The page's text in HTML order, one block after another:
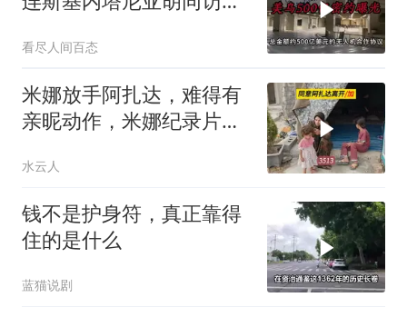
看尽人间百态
米娜放手阿扎达，难得有
亲昵动作，米娜纪录片
水云人
钱不是护身符，真正靠得
住的是什么
蓝猫说剧